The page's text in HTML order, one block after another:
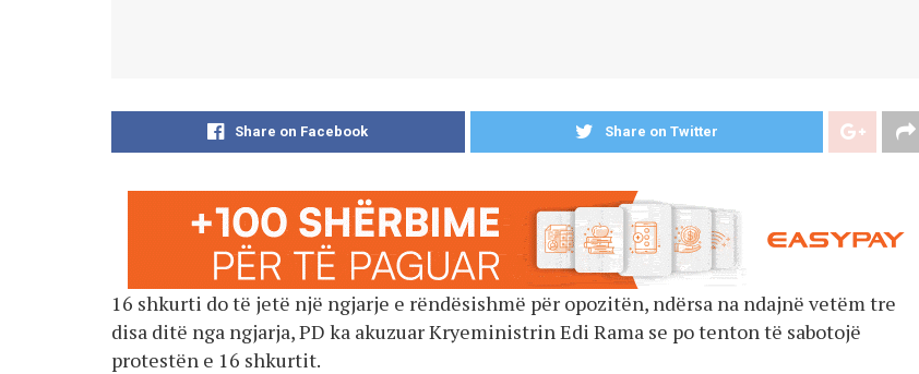
Share on Facebook Share on Twitter
16 shkurti do të jetë një ngjarje e rëndësishmë për opozitën, ndërsa na ndajnë vetëm tre
disa ditë nga ngjarja, PD ka akuzuar Kryeministrin Edi Rama se po tenton të sabotojë
protestën e 16 shkurtit.